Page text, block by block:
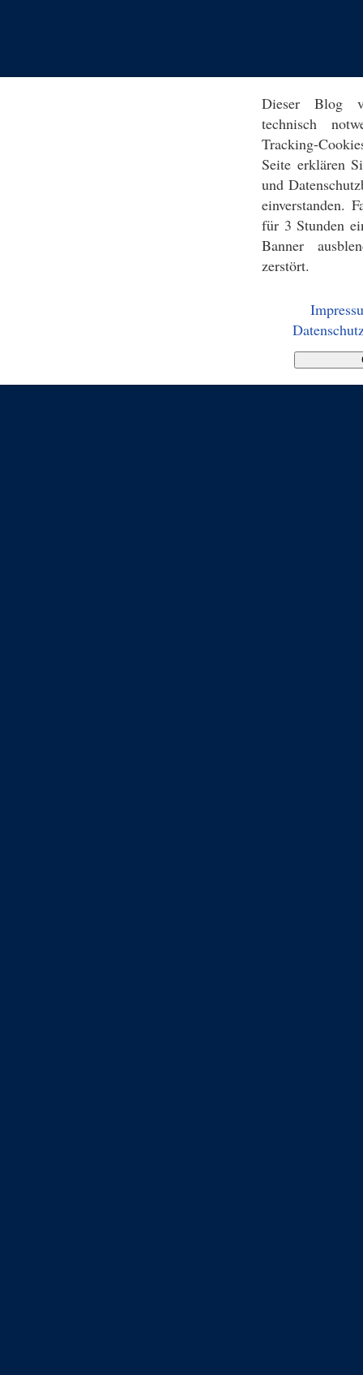
Dieser Blog
technisch
Tracking-
Seite erklären
und
einverstanden.
für 3 Stunden
Banner
zerstört.